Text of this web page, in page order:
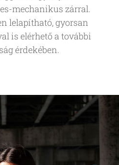
mechanikus zárral.
lelapítható, gyorsan
is elérhető a további
érdekében.